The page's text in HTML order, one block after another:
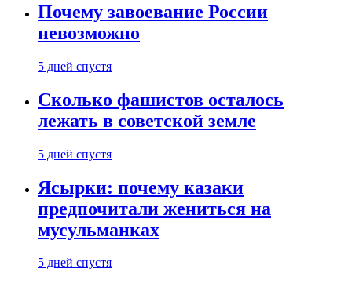
Почему завоевание России
невозможно
5 дней спустя
Сколько фашистов осталось
лежать в советской земле
5 дней спустя
Ясырки: почему казаки
предпочитали жениться на
мусульманках
5 дней спустя